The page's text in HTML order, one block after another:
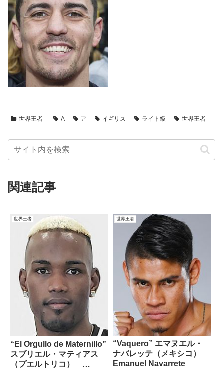
世界王者 A ア イギリス ライト級 世界王者
関連記事
世界王者
“El Orgullo de Maternillo”
スブリエル・マティアス
（プエルトリコ）
世界王者
“Vaquero” エマヌエル・
ナバレッテ（メキシコ）
Emanuel Navarrete